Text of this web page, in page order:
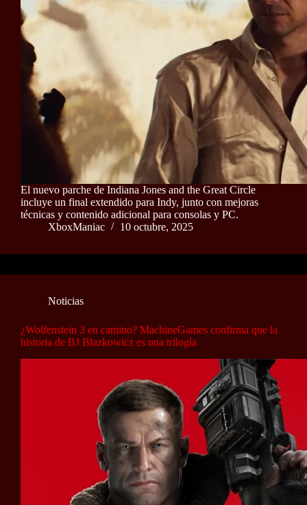
El nuevo parche de Indiana Jones and the Great Circle
incluye un final extendido para Indy, junto con mejoras
técnicas y contenido adicional para consolas y PC.
XboxManiac
10 octubre, 2025
Noticias
¿Wolfenstein 3 en camino? MachineGames confirma que la
historia de BJ Blazkowicz es una trilogía